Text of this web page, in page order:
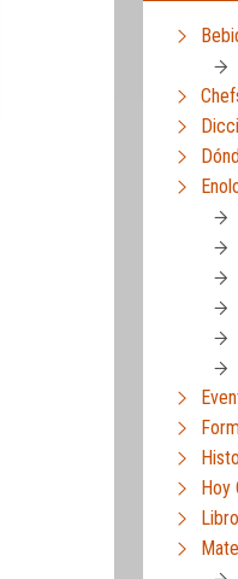
Hoy